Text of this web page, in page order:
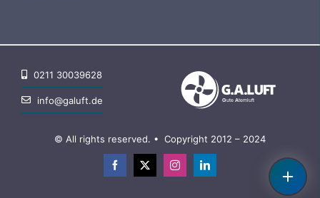
0211 30039628
info@galuft.de
© All rights reserved. • Copyright 2012 – 2024